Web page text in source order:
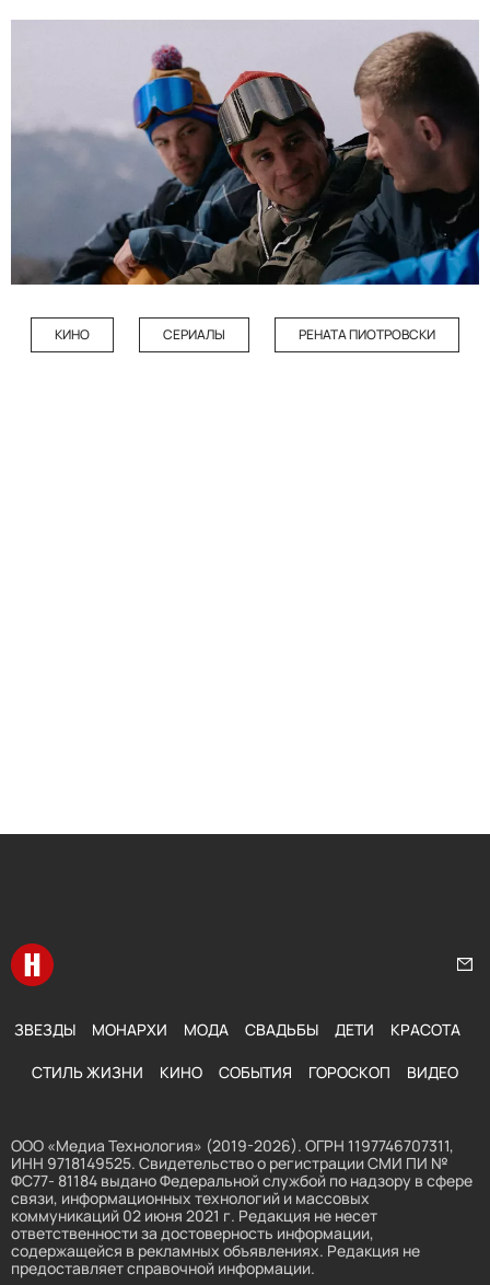
КИНО СЕРИАЛЫ РЕНАТА ПИОТРОВСКИ
Перейти на главную
ЗВЕЗДЫ МОНАРХИ МОДА СВАДЬБЫ ДЕТИ КРАСОТА
СТИЛЬ ЖИЗНИ КИНО СОБЫТИЯ ГОРОСКОП ВИДЕО
ООО «Медиа Технология» (2019-2026). ОГРН 1197746707311,
ИНН 9718149525. Свидетельство о регистрации СМИ ПИ №
ФС77- 81184 выдано Федеральной службой по надзору в сфере
связи, информационных технологий и массовых
коммуникаций 02 июня 2021 г. Редакция не несет
ответственности за достоверность информации,
содержащейся в рекламных объявлениях. Редакция не
предоставляет справочной информации.